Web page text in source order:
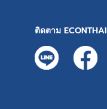
ติดตาม ECONTHAI